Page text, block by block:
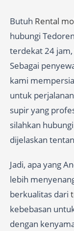
Butuh Rental
hubungi
terdekat 24
Sebagai
kami
untuk
supir yang
silahkan
dijelaskan
Jadi, apa yang
lebih
berkualitas dari
kebebasan
dengan